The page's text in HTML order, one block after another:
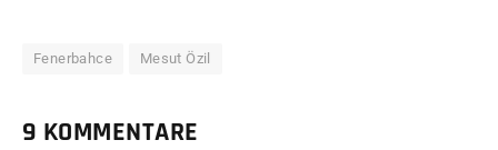
Fenerbahce Mesut Özil
9 KOMMENTARE